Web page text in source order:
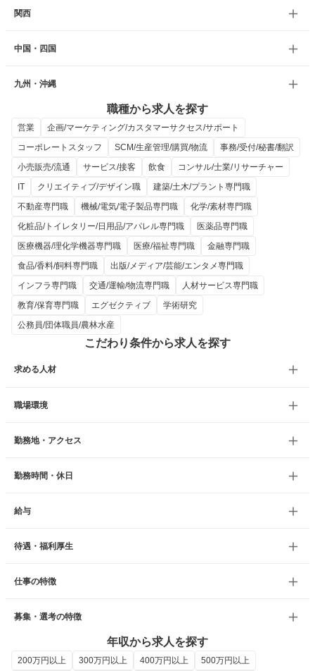
関西
中国・四国
九州・沖縄
職種から求人を探す
営業
企画/マーケティング/カスタマーサクセス/サポート
コーポレートスタッフ
SCM/生産管理/購買/物流
事務/受付/秘書/翻訳
小売販売/流通
サービス/接客 飲食
コンサル/士業/リサーチャー
IT
クリエイティブ/デザイン職
建築/土木/プラント専門職
不動産専門職
機械/電気/電子製品専門職
化学/素材専門職
化粧品/トイレタリー/日用品/アパレル専門職
医薬品専門職
医療機器/理化学機器専門職
医療/福祉専門職
金融専門職
食品/香料/飼料専門職
出版/メディア/芸能/エンタメ専門職
インフラ専門職
交通/運輸/物流専門職
人材サービス専門職
教育/保育専門職
エグゼクティブ
学術研究
公務員/団体職員/農林水産
こだわり条件から求人を探す
求める人材
職場環境
勤務地・アクセス
勤務時間・休日
給与
待遇・福利厚生
仕事の特徴
募集・選考の特徴
年収から求人を探す
200万円以上 300万円以上 400万円以上 500万円以上